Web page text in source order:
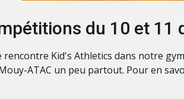
du 10 et 11
Kid's Athletics dans notre
ATAC un peu partout. Pour en